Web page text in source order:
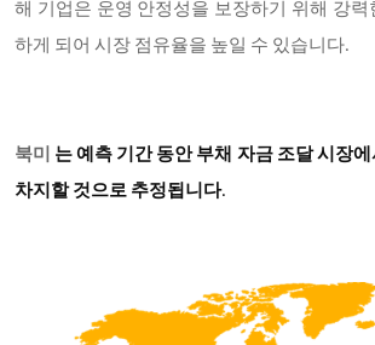
해 기업은 운영 안정성을 보장하기 위해 강력
하게 되어 시장 점유율을 높일 수 있습니다.
북미 는 예측 기간 동안 부채 자금 조달 시장
차지할 것으로 추정됩니다.